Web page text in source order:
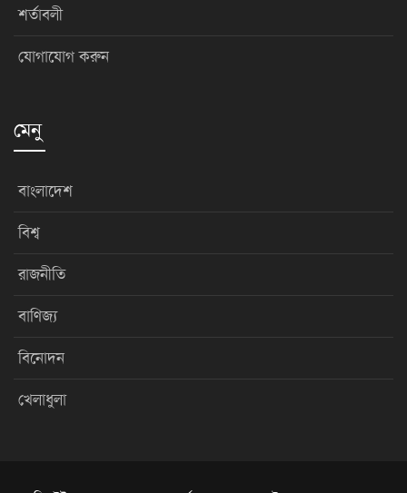
শর্তাবলী
যোগাযোগ করুন
মেনু
বাংলাদেশ
বিশ্ব
রাজনীতি
বাণিজ্য
বিনোদন
খেলাধুলা